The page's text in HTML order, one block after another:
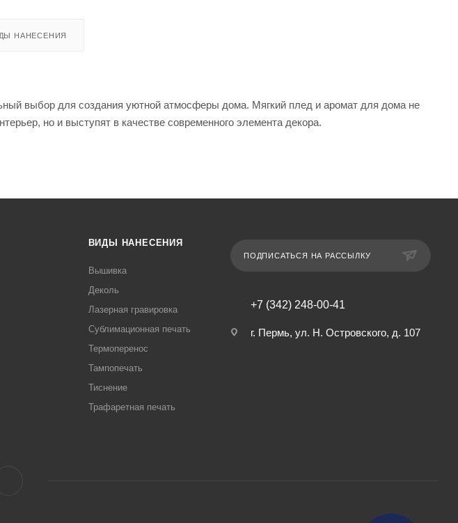
НАНЕСЕНИЯ
выбор для создания уютной атмосферы дома. Мягкий плед и аромат для дома не
но и выступят в качестве современного элемента декора.
ВИДЫ НАНЕСЕНИЯ
Вышивка
Деколь
Лазерная гравировка
Сублимационная печать
Термоперенос
Тампопечать
Тиснение
Трафаретная печать
ПОДПИСАТЬСЯ НА РАССЫЛКУ
+7 (342) 248-00-41
г. Пермь, ул. Н. Островского, д. 107